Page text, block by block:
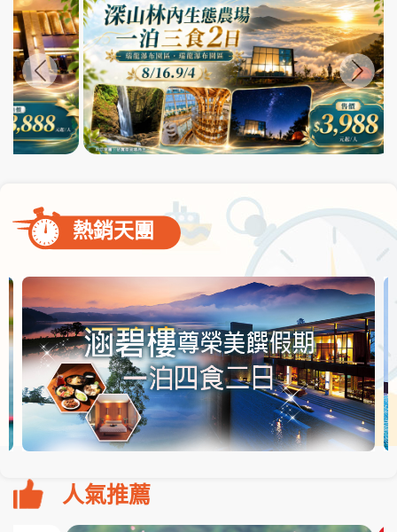
尋
bar
使
用
熱銷天團
人氣推薦